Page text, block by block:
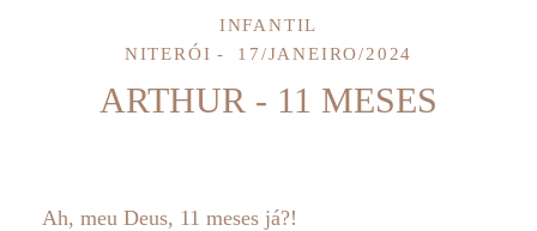
INFANTIL
NITERÓI
17/JANEIRO/2024
ARTHUR - 11 MESES
Ah, meu Deus, 11 meses já?!